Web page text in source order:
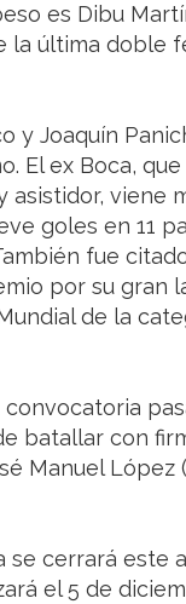
es Dibu
la última doble
y Joaquín
El ex Boca,
viene
goles en 11
fue
por su gran
de la
batallar con
Manuel López
se cerrará este
el 5 de